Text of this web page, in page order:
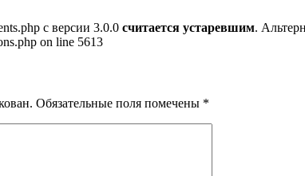
с версии 3.0.0 считается устаревшим.
on line 5613
Обязательные поля помечены *